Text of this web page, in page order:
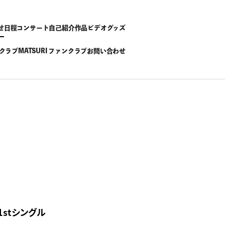
日程コンサート自己紹介作品ビデオグッズ
ラブMATSURI ファンクラブお問い合わせ
シングル